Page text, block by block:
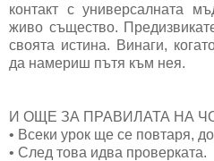
контакт с универсалната
живо същество.
своята истина. Винаги,
да намериш пътя към нея.
И ОЩЕ ЗА ПРАВИЛАТА НА
• Всеки урок ще се повтаря,
• След това идва проверката.